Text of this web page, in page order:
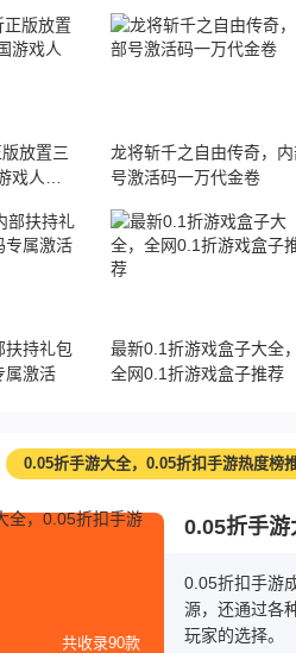
放置三
戏人气
龙将斩千之自由传奇，
号激活码一万代金卷
扶持礼包
属激活
最新0.1折游戏盒子大全
全网0.1折游戏盒子推荐
0.05折手游大全，0.05折扣手游热度榜
共收录90款
0.05折手
0.05折扣手游
源，还通过各
玩家的选择。